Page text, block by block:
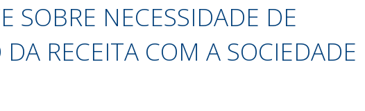
SOBRE NECESSIDADE DE
RECEITA COM A SOCIEDADE